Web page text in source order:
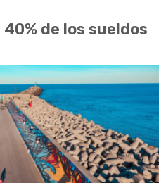
de los sueldos